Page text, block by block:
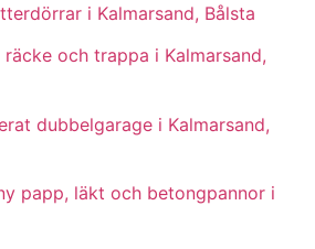
i Kalmarsand, Bålsta
och trappa i Kalmarsand,
dubbelgarage i Kalmarsand,
papp, läkt och betongpannor i